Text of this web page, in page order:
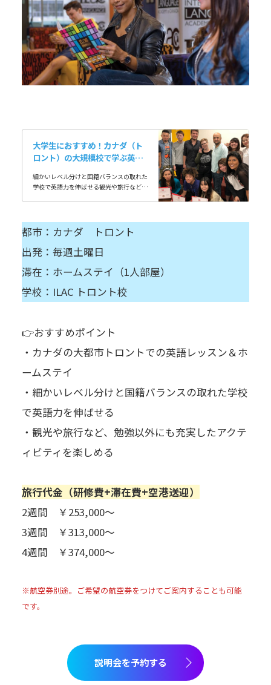
大学生におすすめ！カナダ（ト
ロント）の大規模校で学ぶ英語
細かいレベル分けと国籍バランスの取れた
学校で英語力を伸ばせる観光や旅行など、
都市：カナダ トロント
出発：毎週土曜日
滞在：ホームステイ（1人部屋）
学校：ILAC トロント校
👉おすすめポイント
・カナダの大都市トロントでの英語レッスン＆ホ
ームステイ
・細かいレベル分けと国籍バランスの取れた学校
で英語力を伸ばせる
・観光や旅行など、勉強以外にも充実したアクテ
ィビティを楽しめる
旅行代金（研修費+滞在費+空港送迎）
2週間 ￥253,000～
3週間 ￥313,000～
4週間 ￥374,000～
※航空券別途。ご希望の航空券をつけてご案内することも可能
です。
説明会を予約する